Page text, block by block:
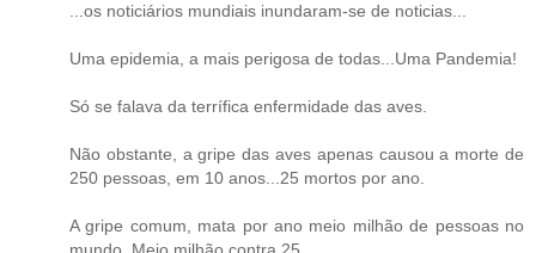
...os noticiários mundiais inundaram-se de noticias...
Uma epidemia, a mais perigosa de todas...Uma Pandemia!
Só se falava da terrífica enfermidade das aves.
Não obstante, a gripe das aves apenas causou a morte de
250 pessoas, em 10 anos...25 mortos por ano.
A gripe comum, mata por ano meio milhão de pessoas no